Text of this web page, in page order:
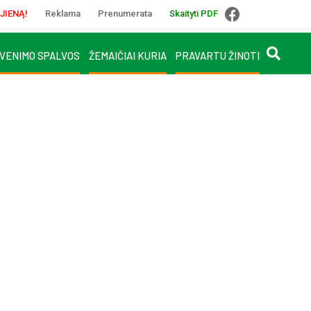
Reklama Prenumerata Skaityti PDF
SPALVOS ŽEMAIČIAI KURIA PRAVARTU ŽINOTI